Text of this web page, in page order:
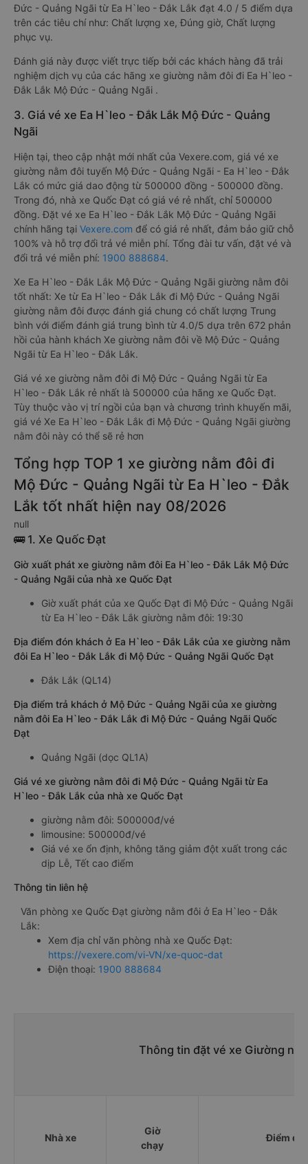
Đức - Quảng Ngãi từ Ea H`leo - Đắk Lắk đạt 4.0 / 5 điểm dựa
trên các tiêu chí như: Chất lượng xe, Đúng giờ, Chất lượng
phục vụ.
Đánh giá này được viết trực tiếp bởi các khách hàng đã trải
nghiệm dịch vụ của các hãng xe giường nằm đôi đi Ea H`leo -
Đắk Lắk Mộ Đức - Quảng Ngãi .
3. Giá vé xe Ea H`leo - Đắk Lắk Mộ Đức - Quảng
Ngãi
Hiện tại, theo cập nhật mới nhất của Vexere.com, giá vé xe
giường nằm đôi tuyến Mộ Đức - Quảng Ngãi - Ea H`leo - Đắk
Lắk có mức giá dao động từ 500000 đồng - 500000 đồng.
Trong đó, nhà xe Quốc Đạt có giá vé rẻ nhất, chỉ 500000
đồng. Đặt vé xe Ea H`leo - Đắk Lắk Mộ Đức - Quảng Ngãi
chính hãng tại Vexere.com để có giá rẻ nhất, đảm bảo giữ chỗ
100% và hỗ trợ đổi trả vé miễn phí. Tổng đài tư vấn, đặt vé và
đổi trả vé miễn phí: 1900 888684.
Xe Ea H`leo - Đắk Lắk Mộ Đức - Quảng Ngãi giường nằm đôi
tốt nhất: Xe từ Ea H`leo - Đắk Lắk đi Mộ Đức - Quảng Ngãi
giường nằm đôi được đánh giá chung có chất lượng Trung
bình với điểm đánh giá trung bình từ 4.0/5 dựa trên 672 phản
hồi của hành khách Xe giường nằm đôi về Mộ Đức - Quảng
Ngãi từ Ea H`leo - Đắk Lắk.
Giá vé xe giường nằm đôi đi Mộ Đức - Quảng Ngãi từ Ea
H`leo - Đắk Lắk rẻ nhất là 500000 của hãng xe Quốc Đạt.
Tùy thuộc vào vị trí ngồi của bạn và chương trình khuyến mãi,
giá vé Xe Ea H`leo - Đắk Lắk đi Mộ Đức - Quảng Ngãi giường
nằm đôi này có thể sẽ rẻ hơn
Tổng hợp TOP 1 xe giường nằm đôi đi
Mộ Đức - Quảng Ngãi từ Ea H`leo - Đắk
Lắk tốt nhất hiện nay 08/2026
null
🚌 1. Xe Quốc Đạt
Giờ xuất phát xe giường nằm đôi Ea H`leo - Đắk Lắk Mộ Đức
- Quảng Ngãi của nhà xe Quốc Đạt
Giờ xuất phát của xe Quốc Đạt đi Mộ Đức - Quảng Ngãi
từ Ea H`leo - Đắk Lắk giường nằm đôi: 19:30
Địa điểm đón khách ở Ea H`leo - Đắk Lắk của xe giường nằm
đôi Ea H`leo - Đắk Lắk đi Mộ Đức - Quảng Ngãi Quốc Đạt
Đắk Lắk (QL14)
Địa điểm trả khách ở Mộ Đức - Quảng Ngãi của xe giường
nằm đôi Ea H`leo - Đắk Lắk đi Mộ Đức - Quảng Ngãi Quốc
Đạt
Quảng Ngãi (dọc QL1A)
Giá vé xe giường nằm đôi đi Mộ Đức - Quảng Ngãi từ Ea
H`leo - Đắk Lắk của nhà xe Quốc Đạt
giường nằm đôi: 500000đ/vé
limousine: 500000đ/vé
Giá vé xe ổn định, không tăng giảm đột xuất trong các
dịp Lễ, Tết cao điểm
Thông tin liên hệ
Văn phòng xe Quốc Đạt giường nằm đôi ở Ea H`leo - Đắk
Lắk:
Xem địa chỉ văn phòng nhà xe Quốc Đạt:
https://vexere.com/vi-VN/xe-quoc-dat
Điện thoại: 1900 888684
Thông tin đặt vé xe Giường
Nhà xe
Giờ
chạy
Điểm đi